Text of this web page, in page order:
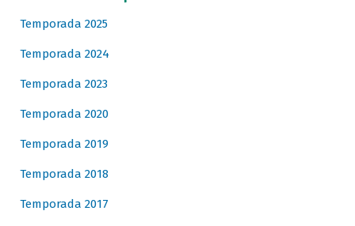
Temporada 2025
Temporada 2024
Temporada 2023
Temporada 2020
Temporada 2019
Temporada 2018
Temporada 2017